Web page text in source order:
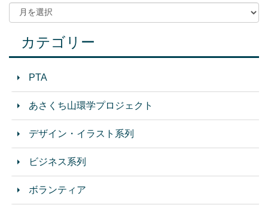
カテゴリー
PTA
あさくち山環学プロジェクト
デザイン・イラスト系列
ビジネス系列
ボランティア